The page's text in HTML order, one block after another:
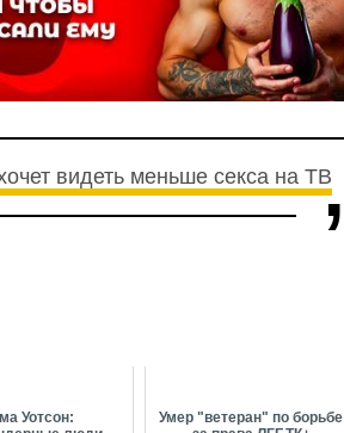
видеть меньше секса на ТВ
Уотсон:
Умер "ветеран" по борьбе